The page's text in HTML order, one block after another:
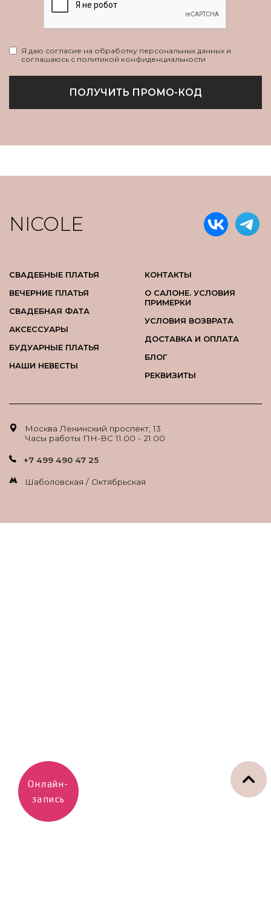
Я даю согласие на обработку персональных данных и
соглашаюсь с политикой конфиденциальности
ПОЛУЧИТЬ ПРОМО-КОД
NICOLE
СВАДЕБНЫЕ ПЛАТЬЯ
ВЕЧЕРНИЕ ПЛАТЬЯ
СВАДЕБНАЯ ФАТА
АКСЕССУАРЫ
БУДУАРНЫЕ ПЛАТЬЯ
НАШИ НЕВЕСТЫ
КОНТАКТЫ
О САЛОНЕ. УСЛОВИЯ
ПРИМЕРКИ
УСЛОВИЯ ВОЗВРАТА
ДОСТАВКА И ОПЛАТА
БЛОГ
РЕКВИЗИТЫ
Москва Ленинский проспект, 13
Часы работы ПН-ВС 11.00 - 21.00
+7 499 490 47 25
Шаболовская / Октябрьская
Онлайн-
запись